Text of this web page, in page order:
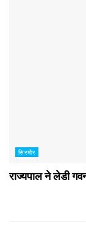
सिरमौर
राज्यपाल ने लेडी